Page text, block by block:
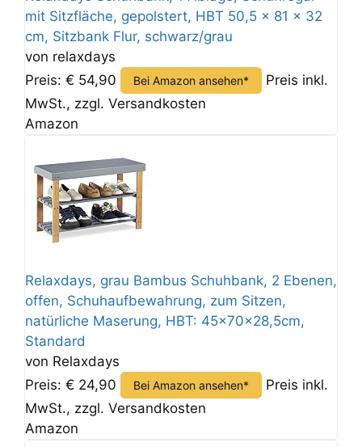
mit Sitzfläche, gepolstert, HBT 50,5 x 81 x 32
cm, Sitzbank Flur, schwarz/grau
von relaxdays
Preis: € 54,90
Bei Amazon ansehen*
Preis inkl.
MwSt., zzgl. Versandkosten
Amazon
Relaxdays, grau Bambus Schuhbank, 2 Ebenen,
offen, Schuhaufbewahrung, zum Sitzen,
natürliche Maserung, HBT: 45x70x28,5cm,
Standard
von Relaxdays
Preis: € 24,90
Bei Amazon ansehen*
Preis inkl.
MwSt., zzgl. Versandkosten
Amazon